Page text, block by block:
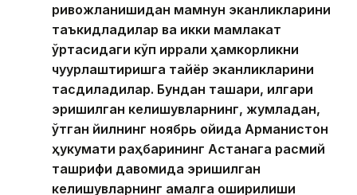
ривожланишидан мамнун эканликларини
таъкидладилар ва икки мамлакат
ўртасидаги кўп қиррали ҳамкорликни
чуқурлаштиришга тайёр эканликларини
тасдиқладилар. Бундан ташқари, илгари
эришилган келишувларнинг, жумладан,
ўтган йилнинг ноябрь ойида Арманистон
ҳукумати раҳбарининг Астанага расмий
ташрифи давомида эришилган
келишувларнинг амалга оширилиши